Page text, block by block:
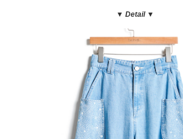
▼ Detail ▼